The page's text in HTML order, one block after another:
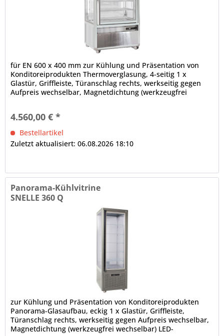
für EN 600 x 400 mm zur Kühlung und Präsentation von
Konditoreiprodukten Thermoverglasung, 4-seitig 1 x
Glastür, Griffleiste, Türanschlag rechts, werkseitig gegen
Aufpreis wechselbar, Magnetdichtung (werkzeugfrei
4.560,00 € *
Bestellartikel
Zuletzt aktualisiert: 06.08.2026 18:10
Panorama-Kühlvitrine
SNELLE 360 Q
zur Kühlung und Präsentation von Konditoreiprodukten
Panorama-Glasaufbau, eckig 1 x Glastür, Griffleiste,
Türanschlag rechts, werkseitig gegen Aufpreis wechselbar,
Magnetdichtung (werkzeugfrei wechselbar) LED-